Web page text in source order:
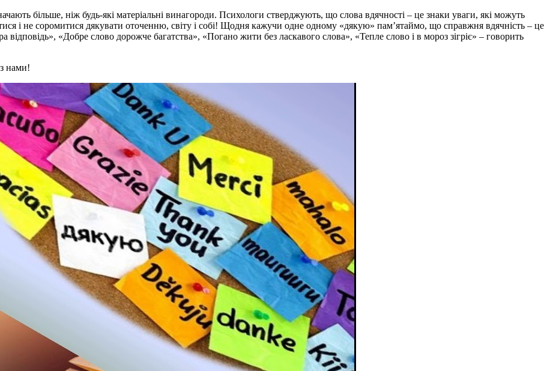
більше, ніж будь-які матеріальні винагороди. Психологи стверджують, що слова вдячності – це знаки уваги, які можуть
і не соромитися дякувати оточенню, світу і собі! Щодня кажучи одне одному «дякую» пам’ятаймо, що справжня вдячність – це
«Добре слово дорожче багатства», «Погано жити без ласкавого слова», «Тепле слово і в мороз зігріє» – говорить
нами!